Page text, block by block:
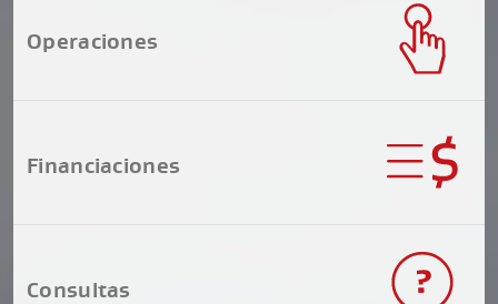
Operaciones
Financiaciones
Consultas